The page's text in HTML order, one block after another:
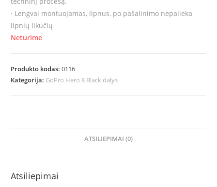
· Lengvai montuojamas, lipnus, po pašalinimo nepalieka
lipnių likučių
Neturime
Produkto kodas:0116
Kategorija: GoPro Hero 8 Black dalys
ATSILIEPIMAI (0)
Atsiliepimai